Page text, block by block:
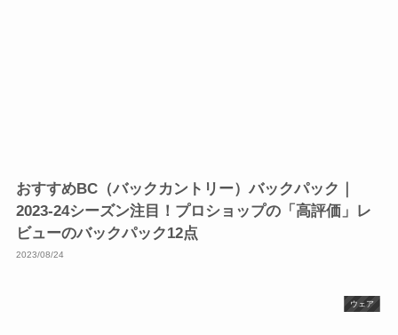
おすすめBC（バックカントリー）バックパック｜
2023-24シーズン注目！プロショップの「高評価」レ
ビューのバックパック12点
2023/08/24
ウェア